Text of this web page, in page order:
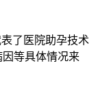
了医院助孕技术
等具体情况来